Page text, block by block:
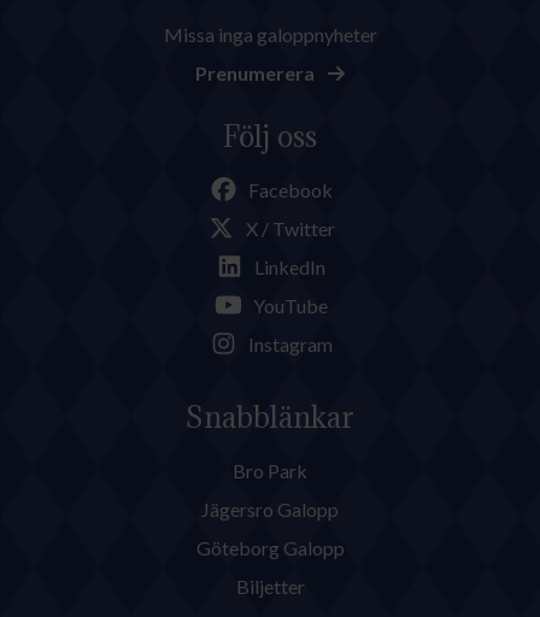
Missa inga galoppnyheter
Prenumerera
Följ oss
Facebook
X / Twitter
LinkedIn
YouTube
Instagram
Snabblänkar
Bro Park
Jägersro Galopp
Göteborg Galopp
Biljetter